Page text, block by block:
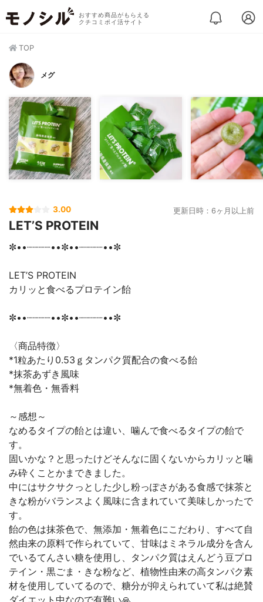
おすすめ商品がもらえる
クチコミポイ活サイト
TOP
メグ
3.00 更新日時：6ヶ月以上前
LET’S PROTEIN
✼••┈┈┈┈••✼••┈┈┈┈••✼
LET’S PROTEIN
カリッと食べるプロテイン飴
✼••┈┈┈┈••✼••┈┈┈┈••✼
〈商品特徴〉
*1粒あたり0.53ｇタンパク質配合の食べる飴
*抹茶あずき風味
*無着色・無香料
～感想～
なめるタイプの飴とは違い、噛んで食べるタイプの飴で
す。
固いかな？と思ったけどそんなに固くないからカリッと噛
み砕くことかまできました。
中にはサクサクっとした少し粉っぽさがある食感で抹茶と
きな粉がバランスよく風味に含まれていて美味しかったで
す。
飴の色は抹茶色で、無添加・無着色にこだわり、すべて自
然由来の原料で作られていて、甘味はミネラル成分を含ん
でいるてんさい糖を使用し、タンパク質はえんどう豆プロ
テイン・黒ごま・きな粉など、植物性由来の高タンパク素
材を使用していてるので、糖分が抑えられていて私は絶賛
ダイエット中なので有難い🙏